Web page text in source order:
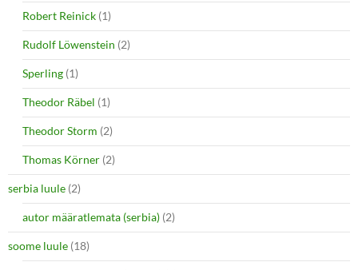
Robert Reinick (1)
Rudolf Löwenstein (2)
Sperling (1)
Theodor Räbel (1)
Theodor Storm (2)
Thomas Körner (2)
serbia luule (2)
autor määratlemata (serbia) (2)
soome luule (18)